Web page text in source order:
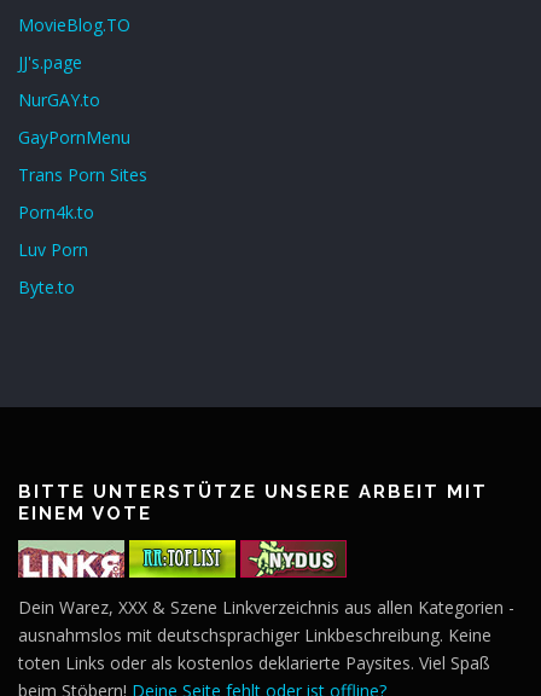
MovieBlog.TO
JJ's.page
NurGAY.to
GayPornMenu
Trans Porn Sites
Porn4k.to
Luv Porn
Byte.to
BITTE UNTERSTÜTZE UNSERE ARBEIT MIT
EINEM VOTE
Dein Warez, XXX & Szene Linkverzeichnis aus allen Kategorien -
ausnahmslos mit deutschsprachiger Linkbeschreibung. Keine
toten Links oder als kostenlos deklarierte Paysites. Viel Spaß
beim Stöbern! Deine Seite fehlt oder ist offline?